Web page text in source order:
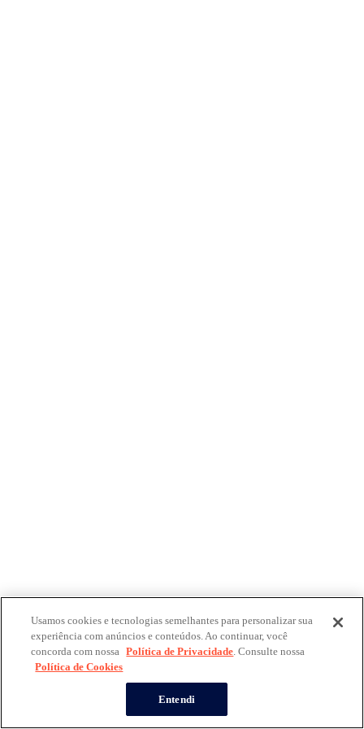
Usamos cookies e tecnologias semelhantes para personalizar sua
experiência com anúncios e conteúdos. Ao continuar, você
concorda com nossa Política de Privacidade. Consulte nossa
Política de Cookies
Entendi